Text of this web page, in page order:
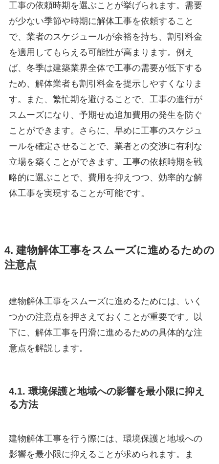
工事の依頼時期を選ぶことが挙げられます。需要
が少ない季節や時期に解体工事を依頼すること
で、業者のスケジュールが余裕を持ち、割引料金
を適用してもらえる可能性が高まります。例え
ば、冬季は建築業界全体で工事の需要が低下する
ため、解体業者も割引料金を提示しやすくなりま
す。また、繁忙期を避けることで、工事の進行が
スムーズになり、予期せぬ追加費用の発生を防ぐ
ことができます。さらに、早めに工事のスケジュ
ールを確定させることで、業者との交渉に有利な
立場を築くことができます。工事の依頼時期を戦
略的に選ぶことで、費用を抑えつつ、効率的な解
体工事を実現することが可能です。
4. 建物解体工事をスムーズに進めるための
注意点
建物解体工事をスムーズに進めるためには、いく
つかの注意点を押さえておくことが重要です。以
下に、解体工事を円滑に進めるための具体的な注
意点を解説します。
4.1. 環境保護と地域への影響を最小限に抑え
る方法
建物解体工事を行う際には、環境保護と地域への
影響を最小限に抑えることが求められます。ま